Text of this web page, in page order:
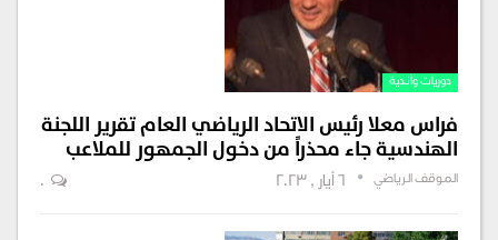
دوريات وأندية
فراس معلا رئيس الاتحاد الرياضي العام تقرير اللجنة
الهندسية جاء محذراً من دخول الجمهور للملاعب
الموقف الرياضي 0